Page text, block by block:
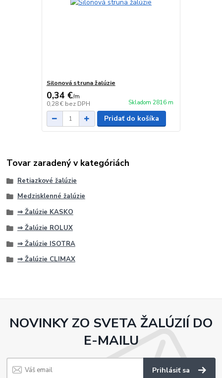
Silonová struna žalúzie
0,34 €/m
0,28 € bez DPH Skladom 2816 m
Pridať do košíka
Tovar zaradený v kategóriách
Retiazkové žalúzie
Medzisklenné žalúzie
⇒ Žalúzie KASKO
⇒ Žalúzie ROLUX
⇒ Žalúzie ISOTRA
⇒ Žalúzie CLIMAX
NOVINKY ZO SVETA ŽALÚZIÍ DO
E-MAILU
Prihlásiť sa